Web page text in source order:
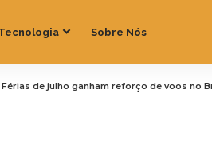
Sobre Nós
Férias de julho ganham reforço de voos no Brasil: